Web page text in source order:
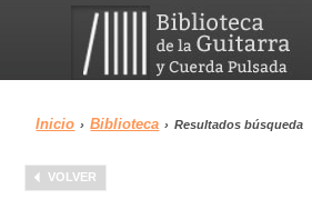
Menu
Inicio › Biblioteca › Resultados búsqueda
VOLVER